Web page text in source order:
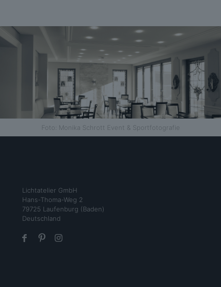
Foto: Monika Schrott Event & Sportfotografie
Lichtatelier GmbH
Hans-Thoma-Weg 2
79725 Laufenburg (Baden)
Deutschland